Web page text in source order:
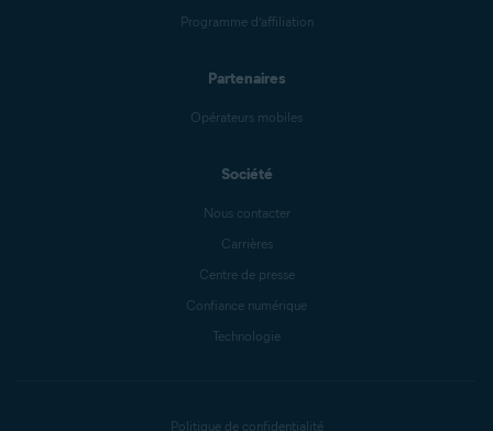
Programme d’affiliation
Partenaires
Opérateurs mobiles
Société
Nous contacter
Carrières
Centre de presse
Confiance numérique
Technologie
Politique de confidentialité